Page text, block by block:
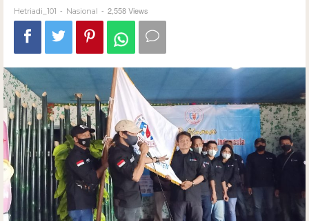
Hetriadi_101 - Nasional - 2,558 Views